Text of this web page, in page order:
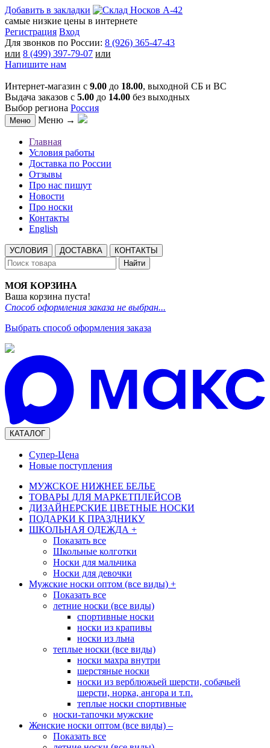
Добавить в закладки
самые низкие цены в интернете
Регистрация Вход
Для звонков по России: 8 (926) 365-47-43
или 8 (499) 397-79-07 или
Напишите нам
Интернет-магазин с 9.00 до 18.00, выходной СБ и ВС
Выдача заказов с 5.00 до 14.00 без выходных
Выбор региона Россия
Меню Меню →
Главная
Условия работы
Доставка по России
Отзывы
Про нас пишут
Новости
Про носки
Контакты
English
УСЛОВИЯ ДОСТАВКА
КОНТАКТЫ
Найти
МОЯ КОРЗИНА
Ваша корзина пуста!
Способ оформления заказа не выбран...
Выбрать способ оформления заказа
КАТАЛОГ
Супер-Цена
Новые поступления
МУЖСКОЕ НИЖНЕЕ БЕЛЬЕ
ТОВАРЫ ДЛЯ МАРКЕТПЛЕЙСОВ
ДИЗАЙНЕРСКИЕ ЦВЕТНЫЕ НОСКИ
ПОДАРКИ К ПРАЗДНИКУ
ШКОЛЬНАЯ ОДЕЖДА +
Показать все
Школьные колготки
Носки для мальчика
Носки для девочки
Мужские носки оптом (все виды) +
Показать все
летние носки (все виды)
спортивные носки
носки из крапивы
носки из льна
теплые носки (все виды)
носки махра внутри
шерстяные носки
носки из верблюжьей шерсти, собачьей
шерсти, норка, ангора и т.п.
теплые носки спортивные
носки-тапочки мужские
Женские носки оптом (все виды) –
Показать все